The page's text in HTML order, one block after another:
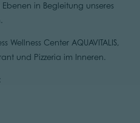
in Begleitung unseres
Wellness Center AQUAVITALIS,
und Pizzeria im Inneren.